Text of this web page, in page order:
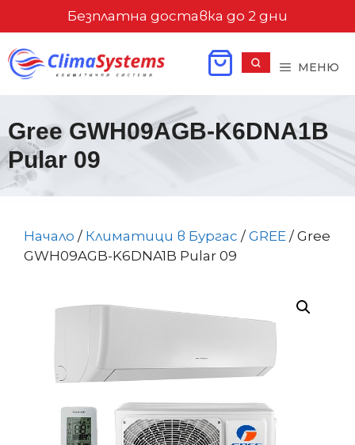
съдържанието
Безплатна доставка до 2 дни
МЕНЮ
Gree GWH09AGB-K6DNA1B
Pular 09
Начало / Климатици в Бургас /GREE / Gree
GWH09AGB-K6DNA1B Pular 09